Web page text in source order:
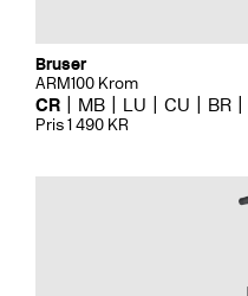
Bruser
ARM100 Krom
CR MB LU CU BR
Pris 1 490 KR